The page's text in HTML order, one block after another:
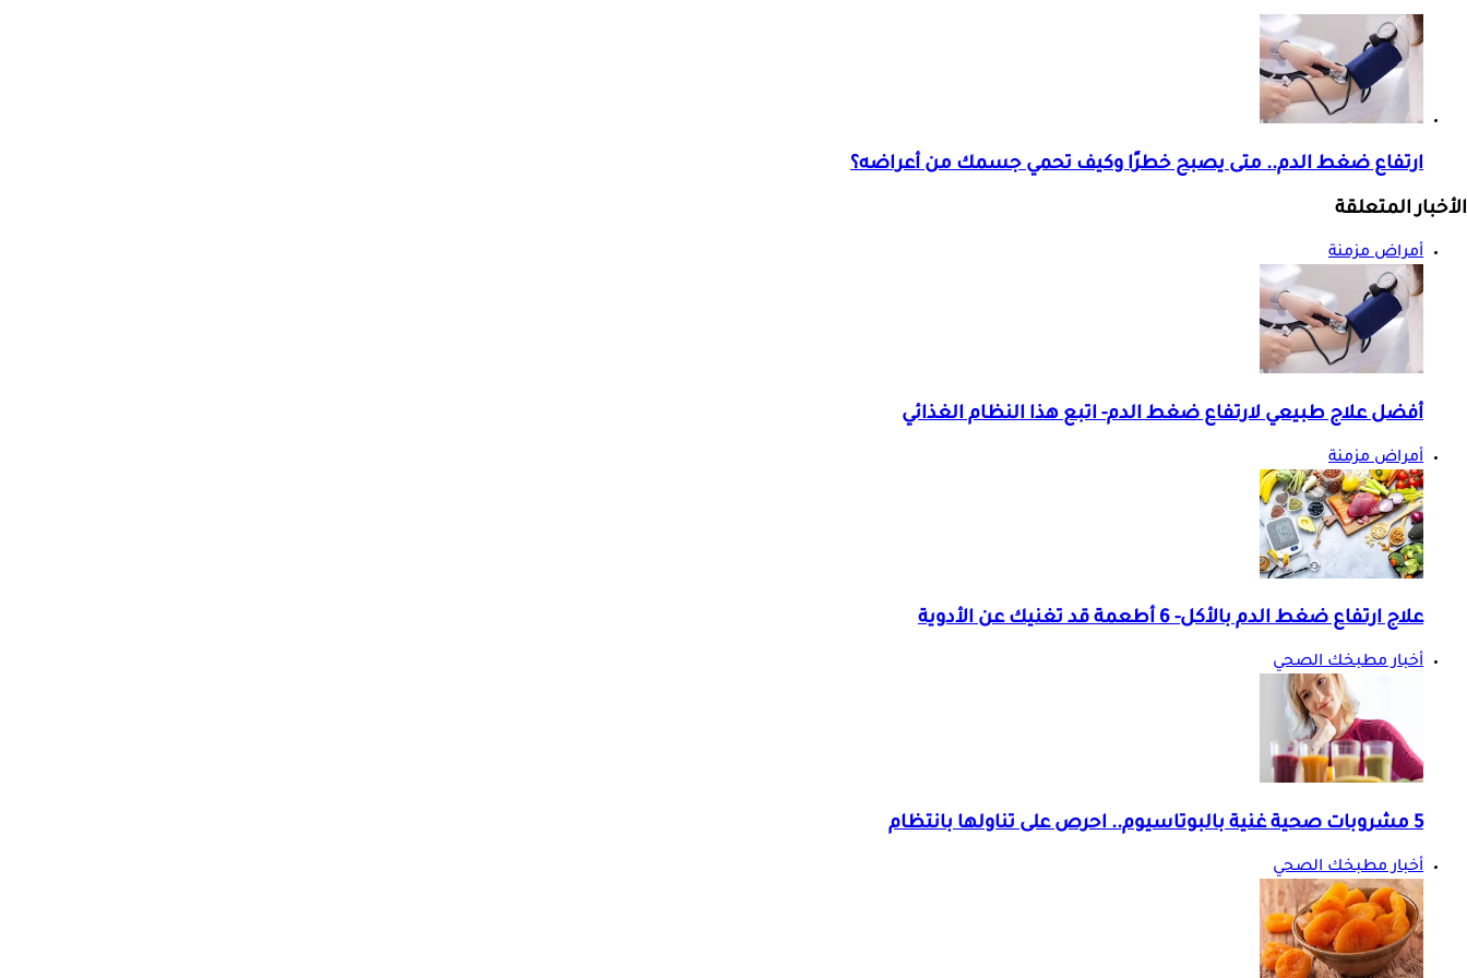
ارتفاع ضغط الدم.. متى يصبح خطرًا وكيف تحمي جسمك من أعراضه؟
الأخبار المتعلقة
أمراض مزمنة
أفضل علاج طبيعي لارتفاع ضغط الدم- اتبع هذا النظام الغذائي
أمراض مزمنة
علاج ارتفاع ضغط الدم بالأكل- 6 أطعمة قد تغنيك عن الأدوية
أخبار مطبخك الصحي
5 مشروبات صحية غنية بالبوتاسيوم.. احرص على تناولها بانتظام
أخبار مطبخك الصحي